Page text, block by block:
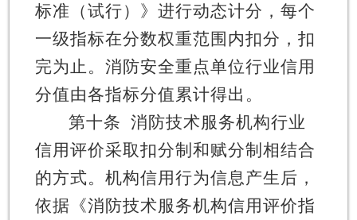
标准（试行）》进行动态计分，每个
一级指标在分数权重范围内扣分，扣
完为止。消防安全重点单位行业信用
分值由各指标分值累计得出。
第十条 消防技术服务机构行业
信用评价采取扣分制和赋分制相结合
的方式。机构信用行为信息产生后，
依据《消防技术服务机构信用评价指